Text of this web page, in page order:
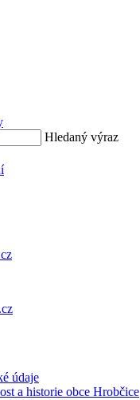
Hledaný výraz
údaje
a historie obce Hrobčice